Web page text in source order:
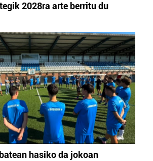
2028ra arte berritu du
hasiko da jokoan